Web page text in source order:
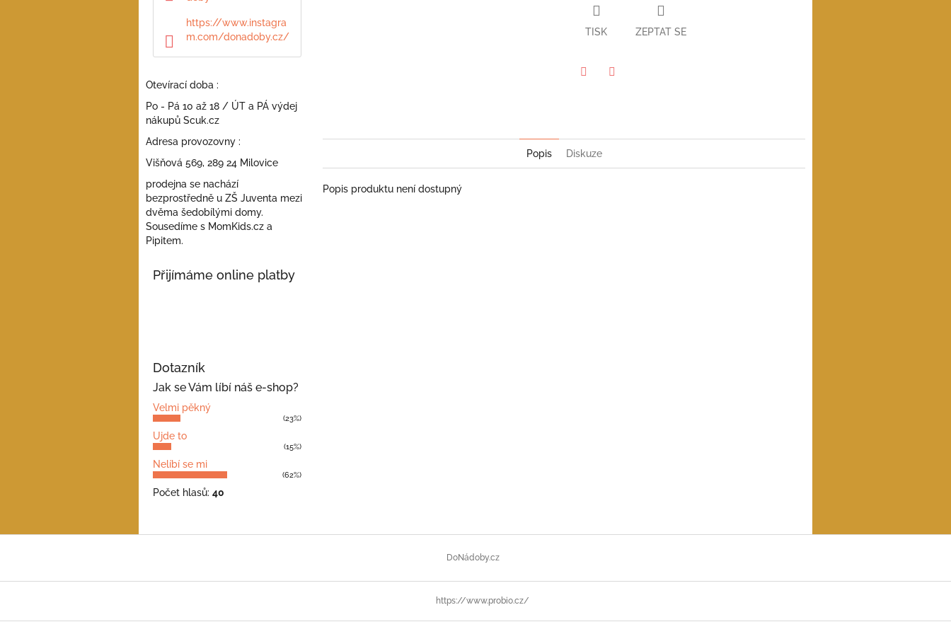
https://www.instagra
m.com/donadoby.cz/
Otevírací doba :
Po - Pá 10 až 18 / ÚT a PÁ výdej
nákupů Scuk.cz
Adresa provozovny :
Višňová 569, 289 24 Milovice
prodejna se nachází
bezprostředně u ZŠ Juventa mezi
dvěma šedobílými domy.
Sousedíme s MomKids.cz a
Pipitem.
Přijímáme online platby
Dotazník
Jak se Vám líbí náš e-shop?
Velmi pěkný
(23%)
Ujde to
(15%)
Nelíbí se mi
(62%)
Počet hlasů: 40
TISK ZEPTAT SE
Popis Diskuze
Popis produktu není dostupný
í
DoNádoby.cz
https://www.probio.cz/